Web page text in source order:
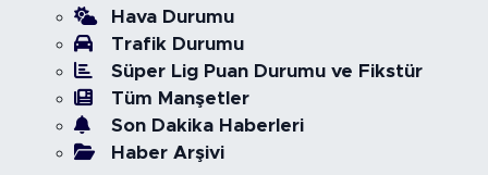
Hava Durumu
Trafik Durumu
Süper Lig Puan Durumu ve Fikstür
Tüm Manşetler
Son Dakika Haberleri
Haber Arşivi